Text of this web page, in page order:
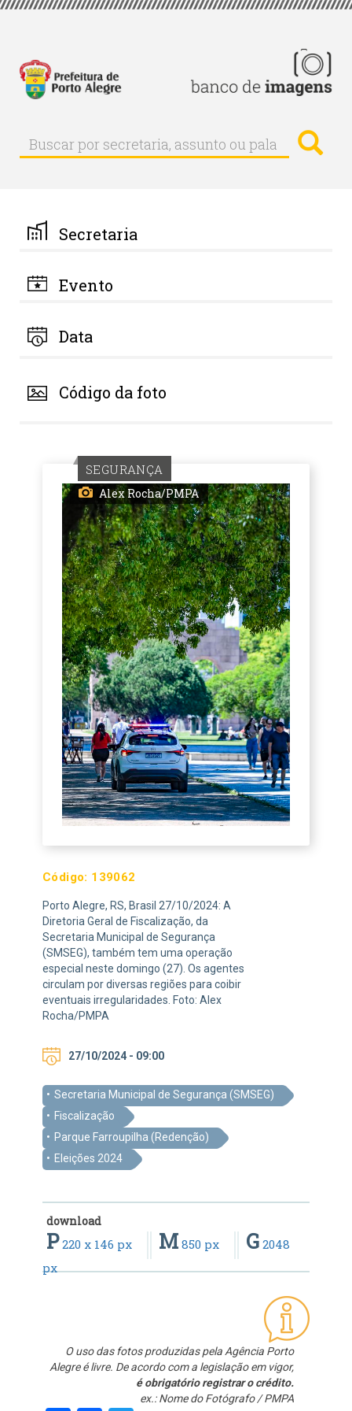
Pular
principal
Buscar
Buscar
por
palavra-
chave
Secretaria
Evento
Data
Código da foto
SEGURANÇA
Alex Rocha/PMPA
Código: 139062
Porto Alegre, RS, Brasil 27/10/2024: A
Diretoria Geral de Fiscalização, da
Secretaria Municipal de Segurança
(SMSEG), também tem uma operação
especial neste domingo (27). Os agentes
circulam por diversas regiões para coibir
eventuais irregularidades. Foto: Alex
Rocha/PMPA
27/10/2024 - 09:00
Secretaria Municipal de Segurança (SMSEG)
Fiscalização
Parque Farroupilha (Redenção)
Eleições 2024
download
P220 x 146 px M 850 px G 2048
px
O uso das fotos produzidas pela Agência Porto
Alegre é livre. De acordo com a legislação em vigor,
é obrigatório registrar o crédito.
ex.: Nome do Fotógrafo / PMPA